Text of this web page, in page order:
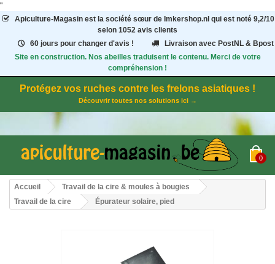
"
Apiculture-Magasinest la société sœur de Imkershop.nl qui est noté 9,2/10
selon 1052 avis clients
60 jours pour changer d'avis !
Livraison avec PostNL & Bpost
Site en construction. Nos abeilles traduisent le contenu. Merci de votre
compréhension !
Protégez vos ruches contre les frelons asiatiques !
Découvrir toutes nos solutions ici →
0
Accueil
Travail de la cire & moules à bougies
Travail de la cire
Épurateur solaire, pied